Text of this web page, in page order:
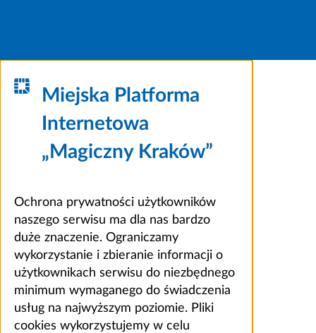
Miejska Platforma
Internetowa
„Magiczny Kraków”
Ochrona prywatności użytkowników
naszego serwisu ma dla nas bardzo
duże znaczenie. Ograniczamy
wykorzystanie i zbieranie informacji o
użytkownikach serwisu do niezbędnego
minimum wymaganego do świadczenia
usług na najwyższym poziomie. Pliki
cookies wykorzystujemy w celu